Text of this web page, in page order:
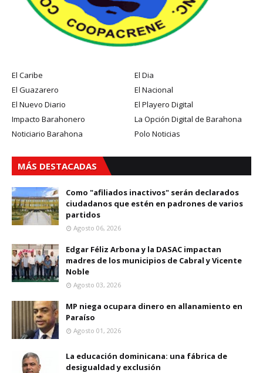
El Caribe
El Dia
El Guazarero
El Nacional
El Nuevo Diario
El Playero Digital
Impacto Barahonero
La Opción Digital de Barahona
Noticiario Barahona
Polo Noticias
MÁS DESTACADAS
Como "afiliados inactivos" serán declarados
ciudadanos que estén en padrones de varios
partidos
Agosto 06, 2026
Edgar Féliz Arbona y la DASAC impactan
madres de los municipios de Cabral y Vicente
Noble
Agosto 03, 2026
MP niega ocupara dinero en allanamiento en
Paraíso
Agosto 01, 2026
La educación dominicana: una fábrica de
desigualdad y exclusión